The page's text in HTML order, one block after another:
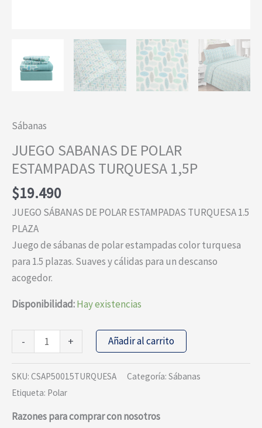
Sábanas
JUEGO SABANAS DE POLAR
ESTAMPADAS TURQUESA 1,5P
$19.490
JUEGO SÁBANAS DE POLAR ESTAMPADAS TURQUESA 1.5
PLAZA
Juego de sábanas de polar estampadas color turquesa
para 1.5 plazas. Suaves y cálidas para un descanso
acogedor.
Disponibilidad:Hay existencias
-
SABANAS
DE
POLAR
TURQUESA
+ Añadir al carrito
SKU: CSAP50015TURQUESA Categoría: Sábanas
Etiqueta: Polar
Razones para comprar con nosotros